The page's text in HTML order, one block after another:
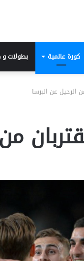
كورة عالمية بطولات
الرحيل عن البرسا